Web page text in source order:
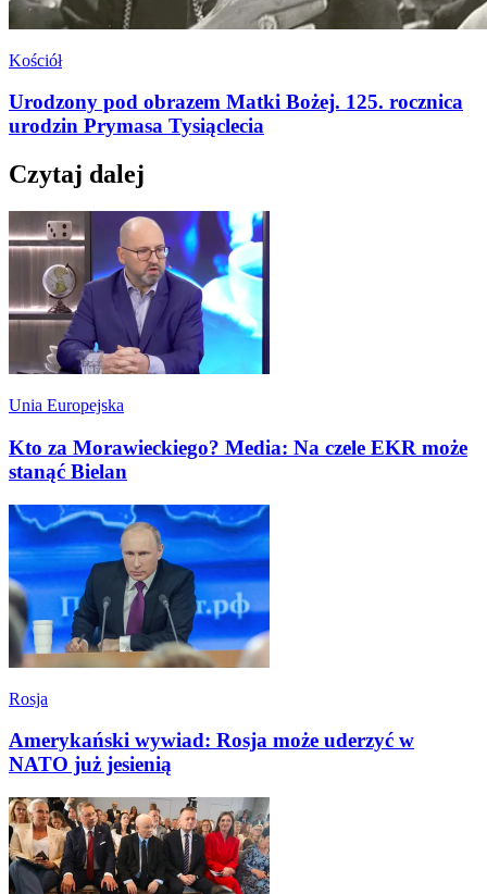
Kościół
Urodzony pod obrazem Matki Bożej. 125. rocznica
urodzin Prymasa Tysiąclecia
Czytaj dalej
Unia Europejska
Kto za Morawieckiego? Media: Na czele EKR może
stanąć Bielan
Rosja
Amerykański wywiad: Rosja może uderzyć w
NATO już jesienią